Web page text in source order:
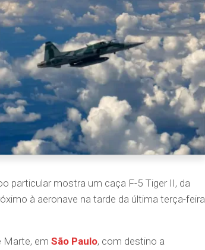
particular mostra um caça F-5 Tiger II, da
à aeronave na tarde da última terça-feira
Marte, em São Paulo, com destino a